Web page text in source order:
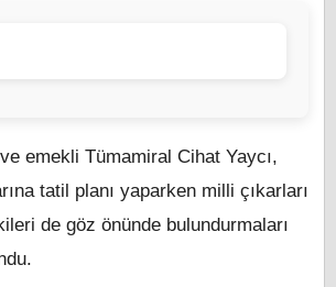
emekli Tümamiral Cihat Yaycı,
tatil planı yaparken milli çıkarları
de göz önünde bulundurmaları